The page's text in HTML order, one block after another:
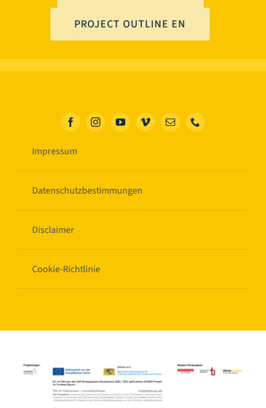
PROJECT OUTLINE EN
Impressum
Datenschutzbestimmungen
Disclaimer
Cookie-Richtlinie